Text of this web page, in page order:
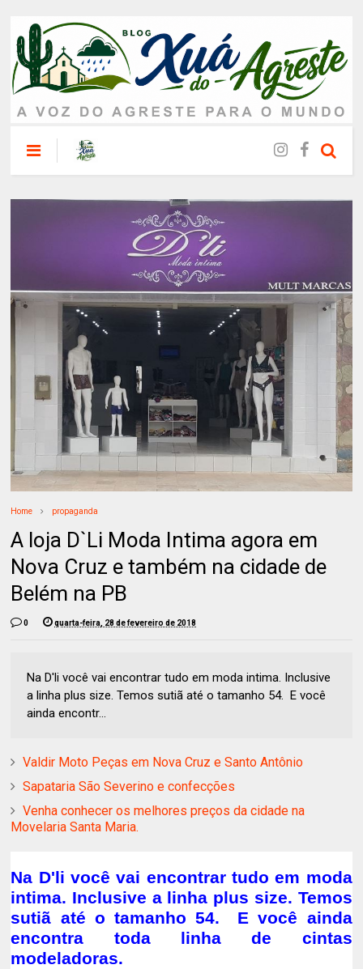
Home propaganda
A loja D`Li Moda Intima agora em
Nova Cruz e também na cidade de
Belém na PB
0 quarta-feira, 28 de fevereiro de 2018
Na D'li você vai encontrar tudo em moda intima. Inclusive
a linha plus size. Temos sutiã até o tamanho 54. E você
ainda encontr...
Valdir Moto Peças em Nova Cruz e Santo Antônio
Sapataria São Severino e confecções
Venha conhecer os melhores preços da cidade na
Movelaria Santa Maria.
Na D'li você vai encontrar tudo em moda
intima. Inclusive a linha plus size. Temos
sutiã até o tamanho 54. E você ainda
encontra toda linha de cintas
modeladoras.